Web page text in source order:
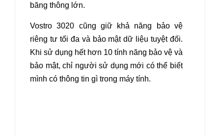
băng thông lớn.
Vostro 3020 cũng giữ khả năng bảo vệ
riêng tư tối đa và bảo mật dữ liệu tuyệt đối.
Khi sử dụng hết hơn 10 tính năng bảo vệ và
bảo mật, chỉ người sử dụng mới có thể biết
mình có thông tin gì trong máy tính.